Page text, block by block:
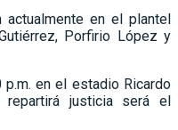
en el estadio Ricardo